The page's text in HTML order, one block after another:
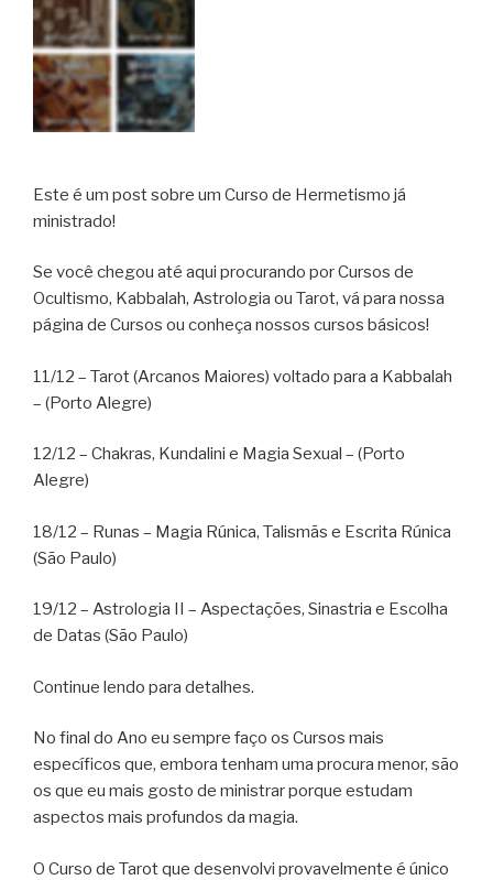
Este é um post sobre um Curso de Hermetismo já
ministrado!
Se você chegou até aqui procurando por Cursos de
Ocultismo, Kabbalah, Astrologia ou Tarot, vá para nossa
página de Cursos ou conheça nossos cursos básicos!
11/12 – Tarot (Arcanos Maiores) voltado para a Kabbalah
– (Porto Alegre)
12/12 – Chakras, Kundalini e Magia Sexual – (Porto
Alegre)
18/12 – Runas – Magia Rúnica, Talismãs e Escrita Rúnica
(São Paulo)
19/12 – Astrologia II – Aspectações, Sinastria e Escolha
de Datas (São Paulo)
Continue lendo para detalhes.
No final do Ano eu sempre faço os Cursos mais
específicos que, embora tenham uma procura menor, são
os que eu mais gosto de ministrar porque estudam
aspectos mais profundos da magia.
O Curso de Tarot que desenvolvi provavelmente é único